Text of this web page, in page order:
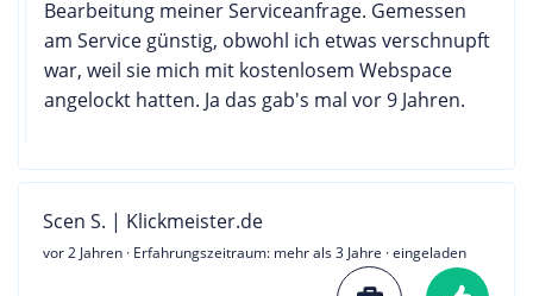
Bearbeitung meiner Serviceanfrage. Gemessen
am Service günstig, obwohl ich etwas verschnupft
war, weil sie mich mit kostenlosem Webspace
angelockt hatten. Ja das gab's mal vor 9 Jahren.
Scen S. | Klickmeister.de
vor 2 Jahren · Erfahrungszeitraum: mehr als 3 Jahre · eingeladen